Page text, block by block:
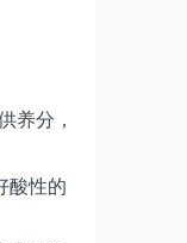
养分，
酸性的